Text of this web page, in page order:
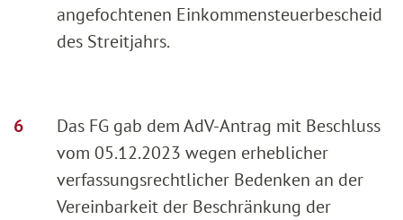
angefochtenen Einkommensteuerbescheid
des Streitjahrs.
Das FG gab dem AdV-Antrag mit Beschluss
vom 05.12.2023 wegen erheblicher
verfassungsrechtlicher Bedenken an der
Vereinbarkeit der Beschränkung der